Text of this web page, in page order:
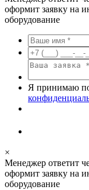
оформит заявку на
оборудование
Я принимаю
×
Менеджер ответит
оформит заявку на
оборудование